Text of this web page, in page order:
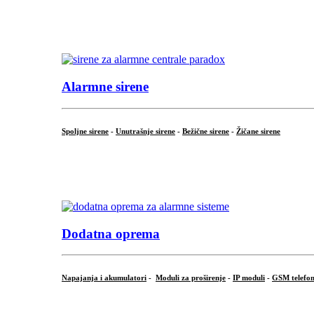
Alarmne sirene
Spoljne sirene - Unutrašnje sirene - Bežične sirene - Žičane sirene
Dodatna oprema
Napajanja i akumulatori - Moduli za proširenje - IP moduli - GSM